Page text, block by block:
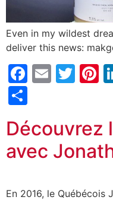
Even in my wildest
deliver this news:
Email
Découvrez
avec
En 2016, le Québécois